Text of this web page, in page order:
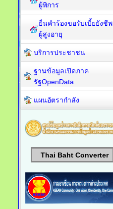
ผู้พิการ
ยื่นคำร้องขอรับเบี้ยยังชีพ
ผู้สูงอายุ
บริการประชาชน
ฐานข้อมูลเปิดภาค
รัฐOpenData
แผนอัตรากำลัง
Thai Baht Converter